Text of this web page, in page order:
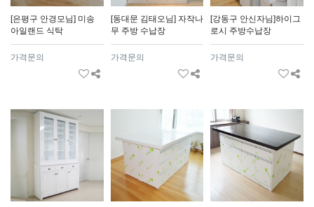
[은평구 안경모님] 미송
아일랜드 식탁
가격문의
[동대문 김태오님] 자작나
무 주방 수납장
가격문의
[강동구 안신자님]하이그
로시 주방수납장
가격문의